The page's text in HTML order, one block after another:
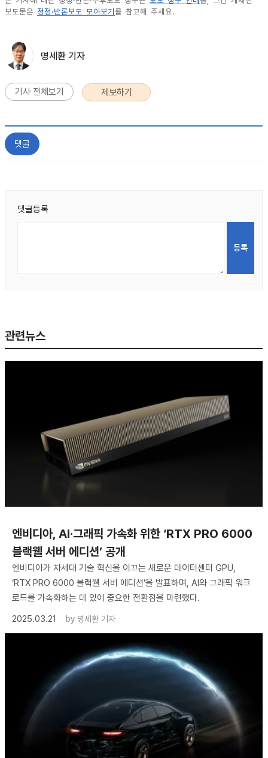
보도문은 정정·반론보도 모아보기 를 참고해 주세요.
명세환 기자
기사 전체보기 제보하기
댓글
댓글등록
관련뉴스
엔비디아, AI·그래픽 가속화 위한 ‘RTX PRO 6000
블랙웰 서버 에디션’ 공개
엔비디아가 차세대 기술 혁신을 이끄는 새로운 데이터센터 GPU,
‘RTX PRO 6000 블랙웰 서버 에디션’을 발표하며, AI와 그래픽 워크
로드를 가속화하는 데 있어 중요한 전환점을 마련했다.
2025.03.21
by 명세환 기자